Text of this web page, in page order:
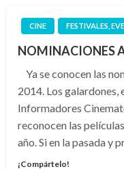
CINE FESTIVALES,
NOMINACIONES
Ya se conocen las
2014. Los
Informadores
reconocen las
año. Si en la pasada y
¡Compártelo!